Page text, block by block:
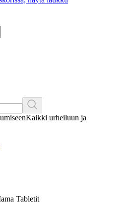
Kaikki urheiluun ja
Tabletit